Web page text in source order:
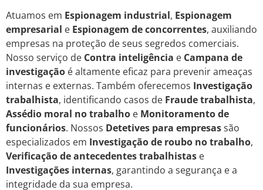
Atuamos em Espionagem industrial, Espionagem
empresarial e Espionagem de concorrentes, auxiliando
empresas na proteção de seus segredos comerciais.
Nosso serviço de Contra inteligência e Campana de
investigação é altamente eficaz para prevenir ameaças
internas e externas. Também oferecemos Investigação
trabalhista, identificando casos de Fraude trabalhista,
Assédio moral no trabalho e Monitoramento de
funcionários. Nossos Detetives para empresassão
especializados em Investigação de roubo no trabalho,
Verificação de antecedentes trabalhistas e
Investigações internas, garantindo a segurança e a
integridade da sua empresa.